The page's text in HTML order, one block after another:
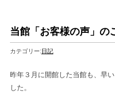
当館「お客様の声」の
カテゴリー:日記
昨年３月に開館した当館も、早
した。